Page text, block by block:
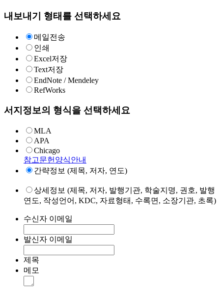
내보내기 형태를 선택하세요
메일전송
인쇄
Excel저장
Text저장
EndNote / Mendeley
RefWorks
서지정보의 형식을 선택하세요
MLA
APA
Chicago
참고문헌양식안내
간략정보 (제목, 저자, 연도)
상세정보 (제목, 저자, 발행기관, 학술지명, 권호, 발행
연도, 작성언어, KDC, 자료형태, 수록면, 소장기관, 초록)
수신자 이메일
발신자 이메일
제목
메모